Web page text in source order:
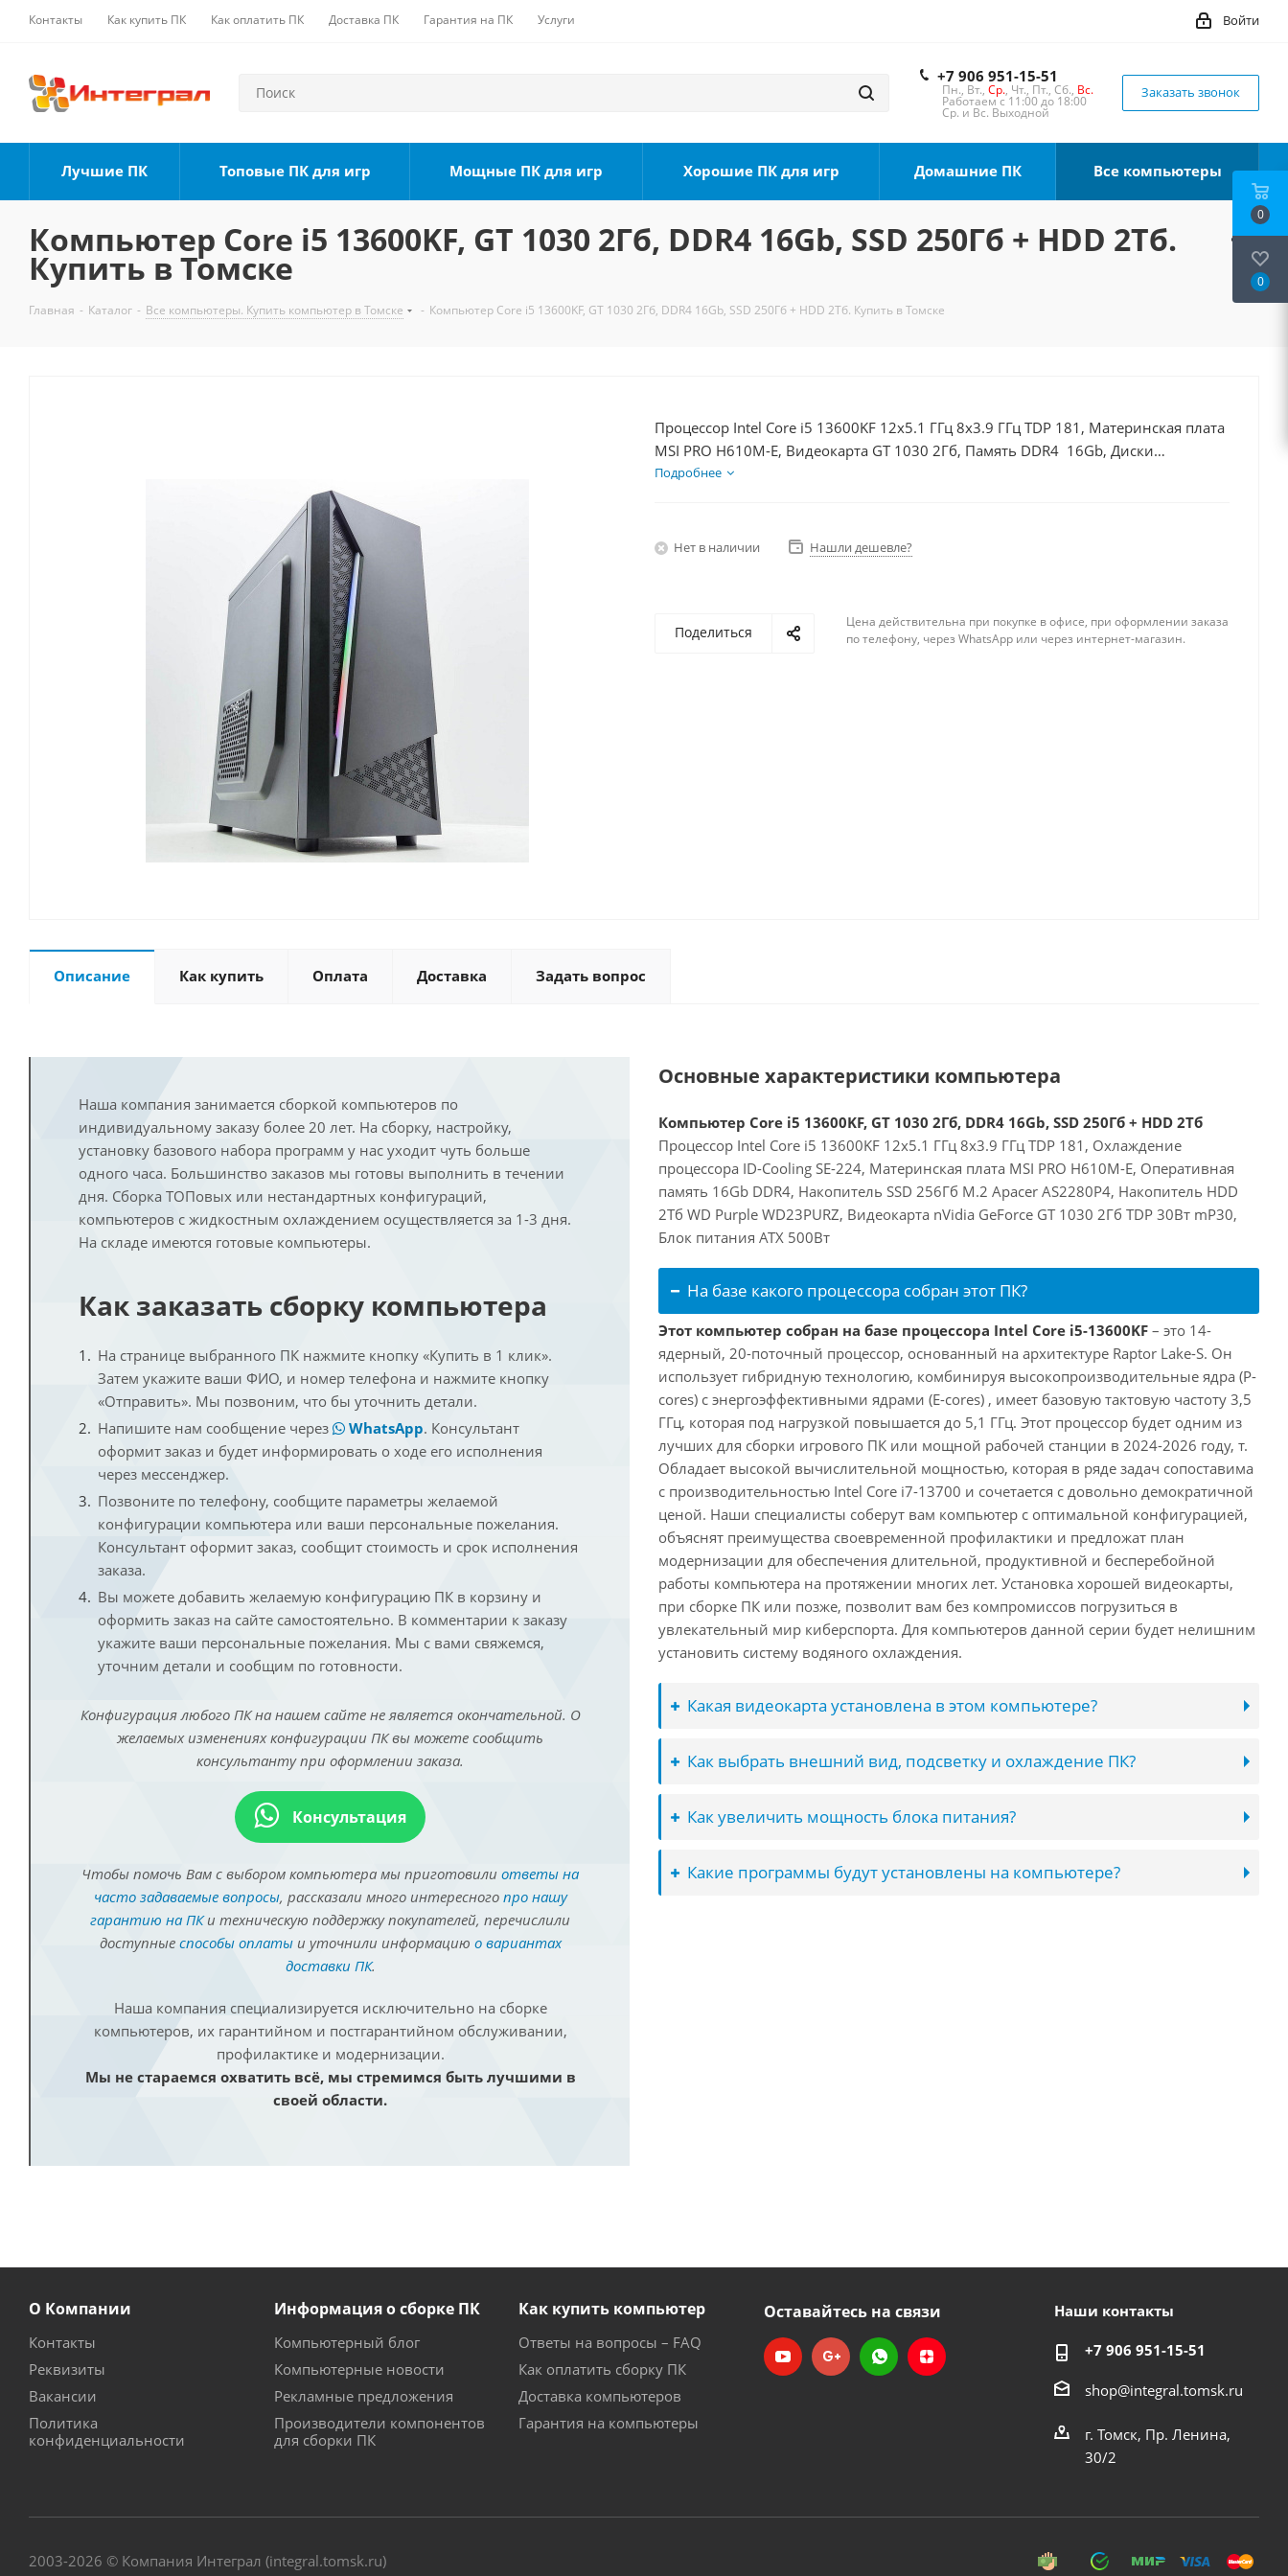
Контакты Как купить ПК Как оплатить ПК Доставка ПК Гарантия на ПК Услуги Войти
+7 906 951-15-51
Пн., Вт., Ср., Чт., Пт., Сб., Вс.
Работаем с 11:00 до 18:00
Ср. и Вс. Выходной
Заказать звонок
Лучшие ПК Топовые ПК для игр Мощные ПК для игр Хорошие ПК для игр Домашние ПК Все компьютеры
Компьютер Core i5 13600KF, GT 1030 2Гб, DDR4 16Gb, SSD 250Гб + HDD 2Тб.
Купить в Томске
Главная - Каталог - Все компьютеры. Купить компьютер в Томске - Компьютер Core i5 13600KF, GT 1030 2Гб, DDR4 16Gb, SSD 250Гб + HDD 2Тб. Купить в Томске
Процессор Intel Core i5 13600KF 12x5.1 ГГц 8x3.9 ГГц TDP 181, Материнская плата
MSI PRO H610M-E, Видеокарта GT 1030 2Гб, Память DDR4 16Gb, Диски
SSD 250Гб + HDD 2Тб, БП 500Вт
Подробнее
Нет в наличии Нашли дешевле?
Поделиться
Цена действительна при покупке в офисе, при оформлении заказа
по телефону, через WhatsApp или через интернет-магазин.
Описание Как купить Оплата Доставка Задать вопрос
Наша компания занимается сборкой компьютеров по
индивидуальному заказу более 20 лет. На сборку, настройку,
установку базового набора программ у нас уходит чуть больше
одного часа. Большинство заказов мы готовы выполнить в течении
дня. Сборка ТОПовых или нестандартных конфигураций,
компьютеров с жидкостным охлаждением осуществляется за 1-3 дня.
На складе имеются готовые компьютеры.
Как заказать сборку компьютера
На странице выбранного ПК нажмите кнопку «Купить в 1 клик».
Затем укажите ваши ФИО, и номер телефона и нажмите кнопку
«Отправить». Мы позвоним, что бы уточнить детали.
Напишите нам сообщение через
WhatsApp. Консультант
оформит заказ и будет информировать о ходе его исполнения
через мессенджер.
Позвоните по телефону, сообщите параметры желаемой
конфигурации компьютера или ваши персональные пожелания.
Консультант оформит заказ, сообщит стоимость и срок исполнения
заказа.
Вы можете добавить желаемую конфигурацию ПК в корзину и
оформить заказ на сайте самостоятельно. В комментарии к заказу
укажите ваши персональные пожелания. Мы с вами свяжемся,
уточним детали и сообщим по готовности.
Конфигурация любого ПК на нашем сайте не является окончательной. О
желаемых изменениях конфигурации ПК вы можете сообщить
консультанту при оформлении заказа.
Консультация
Чтобы помочь Вам с выбором компьютера мы приготовили ответы на
часто задаваемые вопросы, рассказали много интересного про нашу
гарантию на ПКи техническую поддержку покупателей, перечислили
доступные способы оплатыи уточнили информацию о вариантах
доставки ПК.
Наша компания специализируется исключительно на сборке
компьютеров, их гарантийном и постгарантийном обслуживании,
профилактике и модернизации.
Мы не стараемся охватить всё, мы стремимся быть лучшими в
своей области.
Основные характеристики компьютера
Компьютер Core i5 13600KF, GT 1030 2Гб, DDR4 16Gb, SSD 250Гб + HDD 2Тб
Процессор Intel Core i5 13600KF 12x5.1 ГГц 8x3.9 ГГц TDP 181, Охлаждение
процессора ID-Cooling SE-224, Материнская плата MSI PRO H610M-E, Оперативная
память 16Gb DDR4, Накопитель SSD 256Гб M.2 Apacer AS2280P4, Накопитель HDD
2Тб WD Purple WD23PURZ, Видеокарта nVidia GeForce GT 1030 2Гб TDP 30Вт mP30,
Блок питания ATX 500Вт
На базе какого процессора собран этот ПК?
Этот компьютер собран на базе процессора Intel Core i5-13600KF – это 14-
ядерный, 20-поточный процессор, основанный на архитектуре Raptor Lake-S. Он
использует гибридную технологию, комбинируя высокопроизводительные ядра (P-
cores) с энергоэффективными ядрами (E-cores) , имеет базовую тактовую частоту 3,5
ГГц, которая под нагрузкой повышается до 5,1 ГГц. Этот процессор будет одним из
лучших для сборки игрового ПК или мощной рабочей станции в 2024-2026 году, т.
Обладает высокой вычислительной мощностью, которая в ряде задач сопоставима
с производительностью Intel Core i7-13700 и сочетается с довольно демократичной
ценой. Наши специалисты соберут вам компьютер с оптимальной конфигурацией,
объяснят преимущества своевременной профилактики и предложат план
модернизации для обеспечения длительной, продуктивной и бесперебойной
работы компьютера на протяжении многих лет. Установка хорошей видеокарты,
при сборке ПК или позже, позволит вам без компромиссов погрузиться в
увлекательный мир киберспорта. Для компьютеров данной серии будет нелишним
установить систему водяного охлаждения.
Какая видеокарта установлена в этом компьютере?
Как выбрать внешний вид, подсветку и охлаждение ПК?
Как увеличить мощность блока питания?
Какие программы будут установлены на компьютере?
О Компании
Контакты
Реквизиты
Вакансии
Политика
конфиденциальности
Информация о сборке ПК
Компьютерный блог
Компьютерные новости
Рекламные предложения
Производители компонентов
для сборки ПК
Как купить компьютер
Ответы на вопросы – FAQ
Как оплатить сборку ПК
Доставка компьютеров
Гарантия на компьютеры
Оставайтесь на связи Наши контакты
+7 906 951-15-51
shop@integral.tomsk.ru
г. Томск, Пр. Ленина,
30/2
2003-2026 © Компания Интеграл (integral.tomsk.ru)
0
0